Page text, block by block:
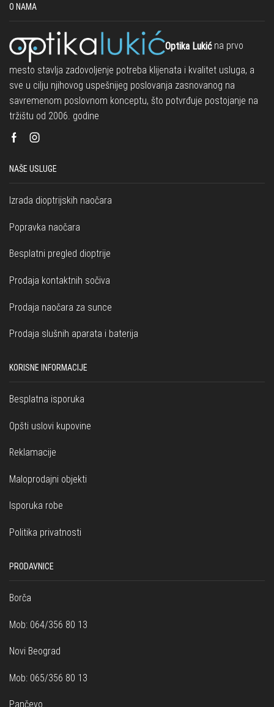
O NAMA
Optika Lukićna prvo
mesto stavlja zadovoljenje potreba klijenata i kvalitet usluga, a
sve u cilju njihovog uspešnijeg poslovanja zasnovanog na
savremenom poslovnom konceptu, što potvrđuje postojanje na
tržištu od 2006. godine
FacebookInstagram
NAŠE USLUGE
Izrada dioptrijskih naočara
Popravka naočara
Besplatni pregled dioptrije
Prodaja kontaktnih sočiva
Prodaja naočara za sunce
Prodaja slušnih aparata i baterija
KORISNE INFORMACIJE
Besplatna isporuka
Opšti uslovi kupovine
Reklamacije
Maloprodajni objekti
Isporuka robe
Politika privatnosti
PRODAVNICE
Borča
Mob: 064/356 80 13
Novi Beograd
Mob: 065/356 80 13
Pančevo